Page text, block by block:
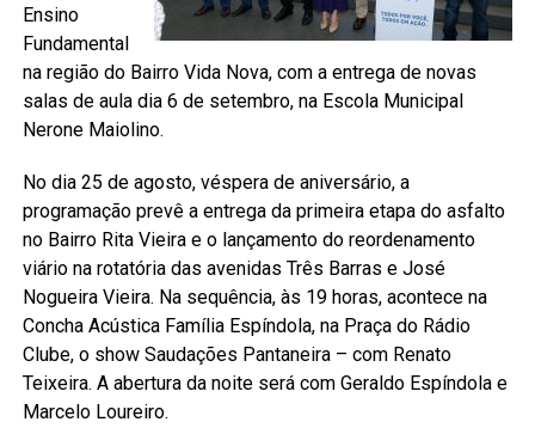
Ensino
Fundamental
na região do Bairro Vida Nova, com a entrega de novas
salas de aula dia 6 de setembro, na Escola Municipal
Nerone Maiolino.
No dia 25 de agosto, véspera de aniversário, a
programação prevê a entrega da primeira etapa do asfalto
no Bairro Rita Vieira e o lançamento do reordenamento
viário na rotatória das avenidas Três Barras e José
Nogueira Vieira. Na sequência, às 19 horas, acontece na
Concha Acústica Família Espíndola, na Praça do Rádio
Clube, o show Saudações Pantaneira – com Renato
Teixeira. A abertura da noite será com Geraldo Espíndola e
Marcelo Loureiro.